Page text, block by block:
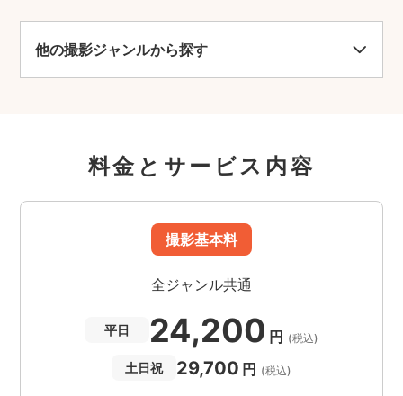
他の撮影ジャンルから探す
料金とサービス内容
撮影基本料
全ジャンル共通
平日 24,200 円 (税込)
土日祝 29,700 円 (税込)